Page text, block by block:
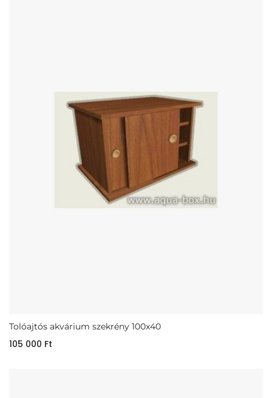
Tolóajtós akvárium szekrény 100x40
105 000 Ft